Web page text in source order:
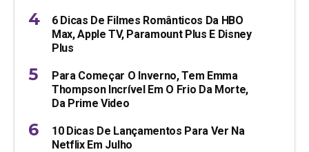
6 Dicas De Filmes Românticos Da HBO
Max, Apple TV, Paramount Plus E Disney
Plus
Para Começar O Inverno, Tem Emma
Thompson Incrível Em O Frio Da Morte,
Da Prime Video
10 Dicas De Lançamentos Para Ver Na
Netflix Em Julho